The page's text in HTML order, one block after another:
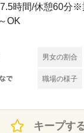
時間/休憩60分※
OK
男女の割合
職場の様子
キープす